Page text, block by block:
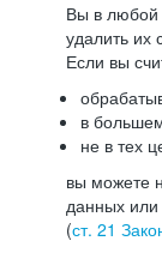
Вы в любой
удалить их
Если вы
в
не в тех
вы можете
данных или
(ст. 21